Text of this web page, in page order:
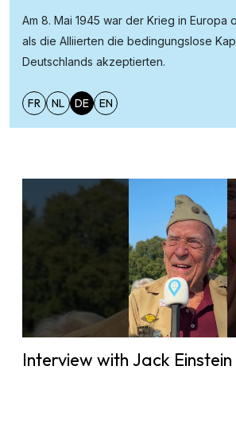
Am 8. Mai 1945 war der Krieg in Europa
als die Alliierten die bedingungslose
Deutschlands akzeptierten.
FR NL DE EN
Interview with Jack Einstein